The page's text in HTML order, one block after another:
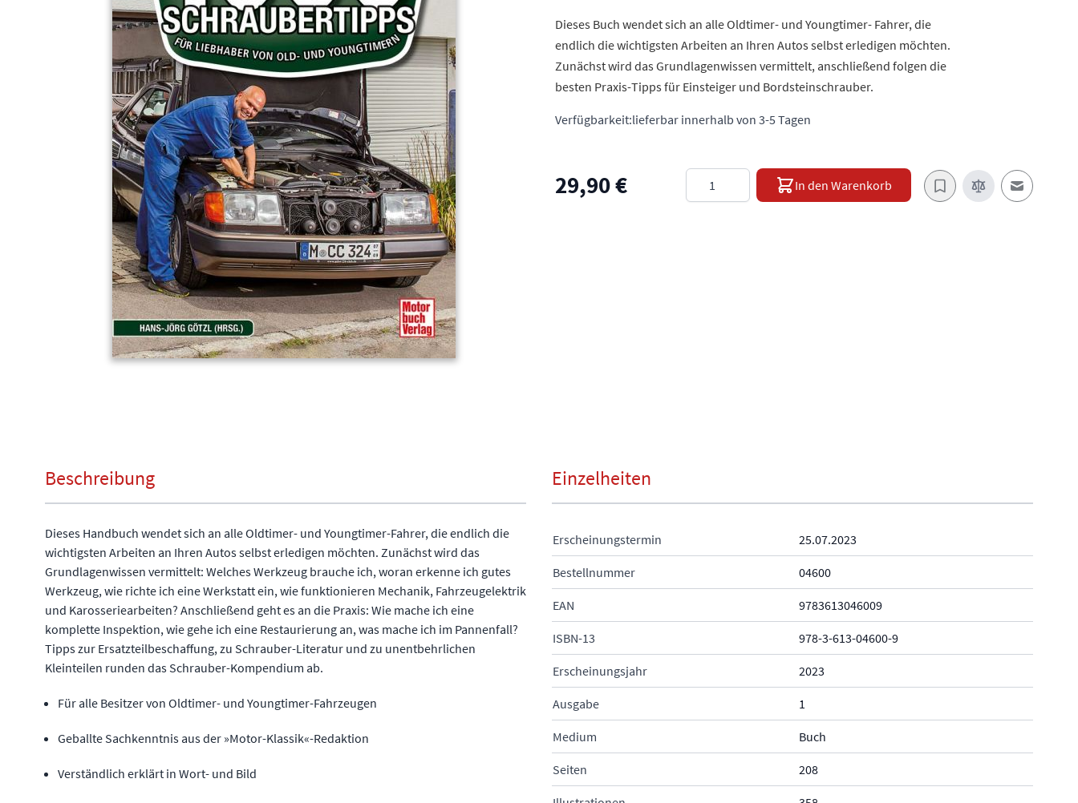
Dieses Buch wendet sich an alle Oldtimer- und Youngtimer- Fahrer, die
endlich die wichtigsten Arbeiten an Ihren Autos selbst erledigen möchten.
Zunächst wird das Grundlagenwissen vermittelt, anschließend folgen die
besten Praxis-Tipps für Einsteiger und Bordsteinschrauber.
Verfügbarkeit:lieferbar innerhalb von 3-5 Tagen
29,90 € Menge In den Warenkorb
E-Mail an
Beschreibung
Dieses Handbuch wendet sich an alle Oldtimer- und Youngtimer-Fahrer, die endlich die
wichtigsten Arbeiten an Ihren Autos selbst erledigen möchten. Zunächst wird das
Grundlagenwissen vermittelt: Welches Werkzeug brauche ich, woran erkenne ich gutes
Werkzeug, wie richte ich eine Werkstatt ein, wie funktionieren Mechanik, Fahrzeugelektrik
und Karosseriearbeiten? Anschließend geht es an die Praxis: Wie mache ich eine
komplette Inspektion, wie gehe ich eine Restaurierung an, was mache ich im Pannenfall?
Tipps zur Ersatzteilbeschaffung, zu Schrauber-Literatur und zu unentbehrlichen
Kleinteilen runden das Schrauber-Kompendium ab.
Für alle Besitzer von Oldtimer- und Youngtimer-Fahrzeugen
Geballte Sachkenntnis aus der »Motor-Klassik«-Redaktion
Verständlich erklärt in Wort- und Bild
Einzelheiten
Erscheinungstermin 25.07.2023
Bestellnummer 04600
EAN 9783613046009
ISBN-13 978-3-613-04600-9
Erscheinungsjahr 2023
Ausgabe 1
Medium Buch
Seiten 208